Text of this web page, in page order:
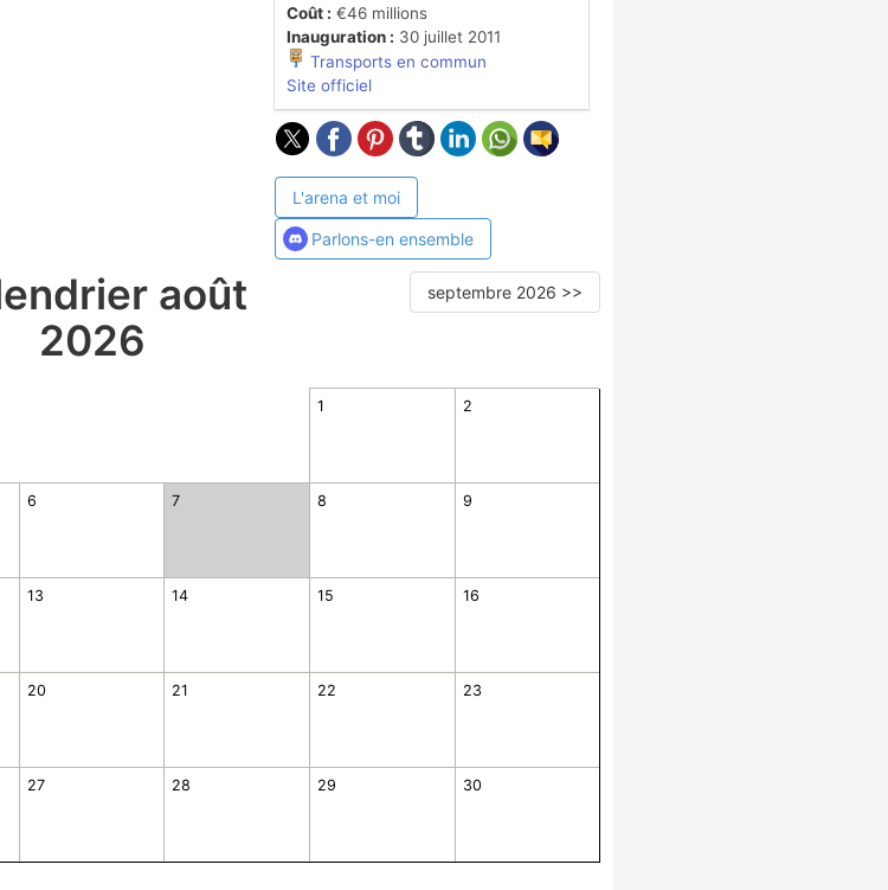
Coût : €46 millions
Inauguration : 30 juillet 2011
Transports en commun
Site officiel
L'arena et moi
Parlons-en ensemble
août
2026
septembre 2026 >>
1 2
6 7 8 9
13 14 15 16
20 21 22 23
27 28 29 30